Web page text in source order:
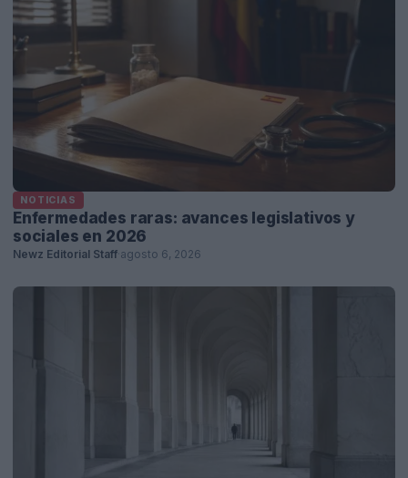
NOTICIAS
Enfermedades raras: avances legislativos y
sociales en 2026
Newz Editorial Staff agosto 6, 2026